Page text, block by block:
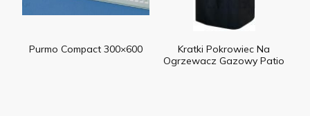
Purmo Compact 300×600
Kratki Pokrowiec Na
Ogrzewacz Gazowy Patio